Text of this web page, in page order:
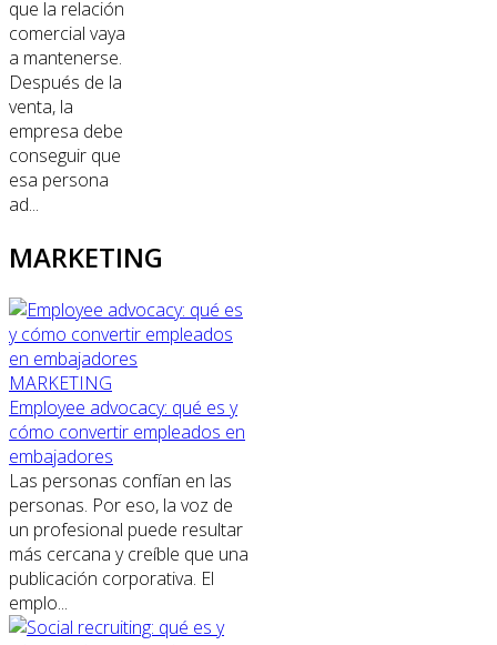
que la relación
comercial vaya
a mantenerse.
Después de la
venta, la
empresa debe
conseguir que
esa persona
ad...
MARKETING
MARKETING
Employee advocacy: qué es y
cómo convertir empleados en
embajadores
Las personas confían en las
personas. Por eso, la voz de
un profesional puede resultar
más cercana y creíble que una
publicación corporativa. El
emplo...